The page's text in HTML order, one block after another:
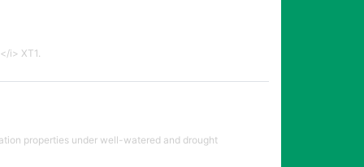
i> XT1.
properties under well-watered and drought